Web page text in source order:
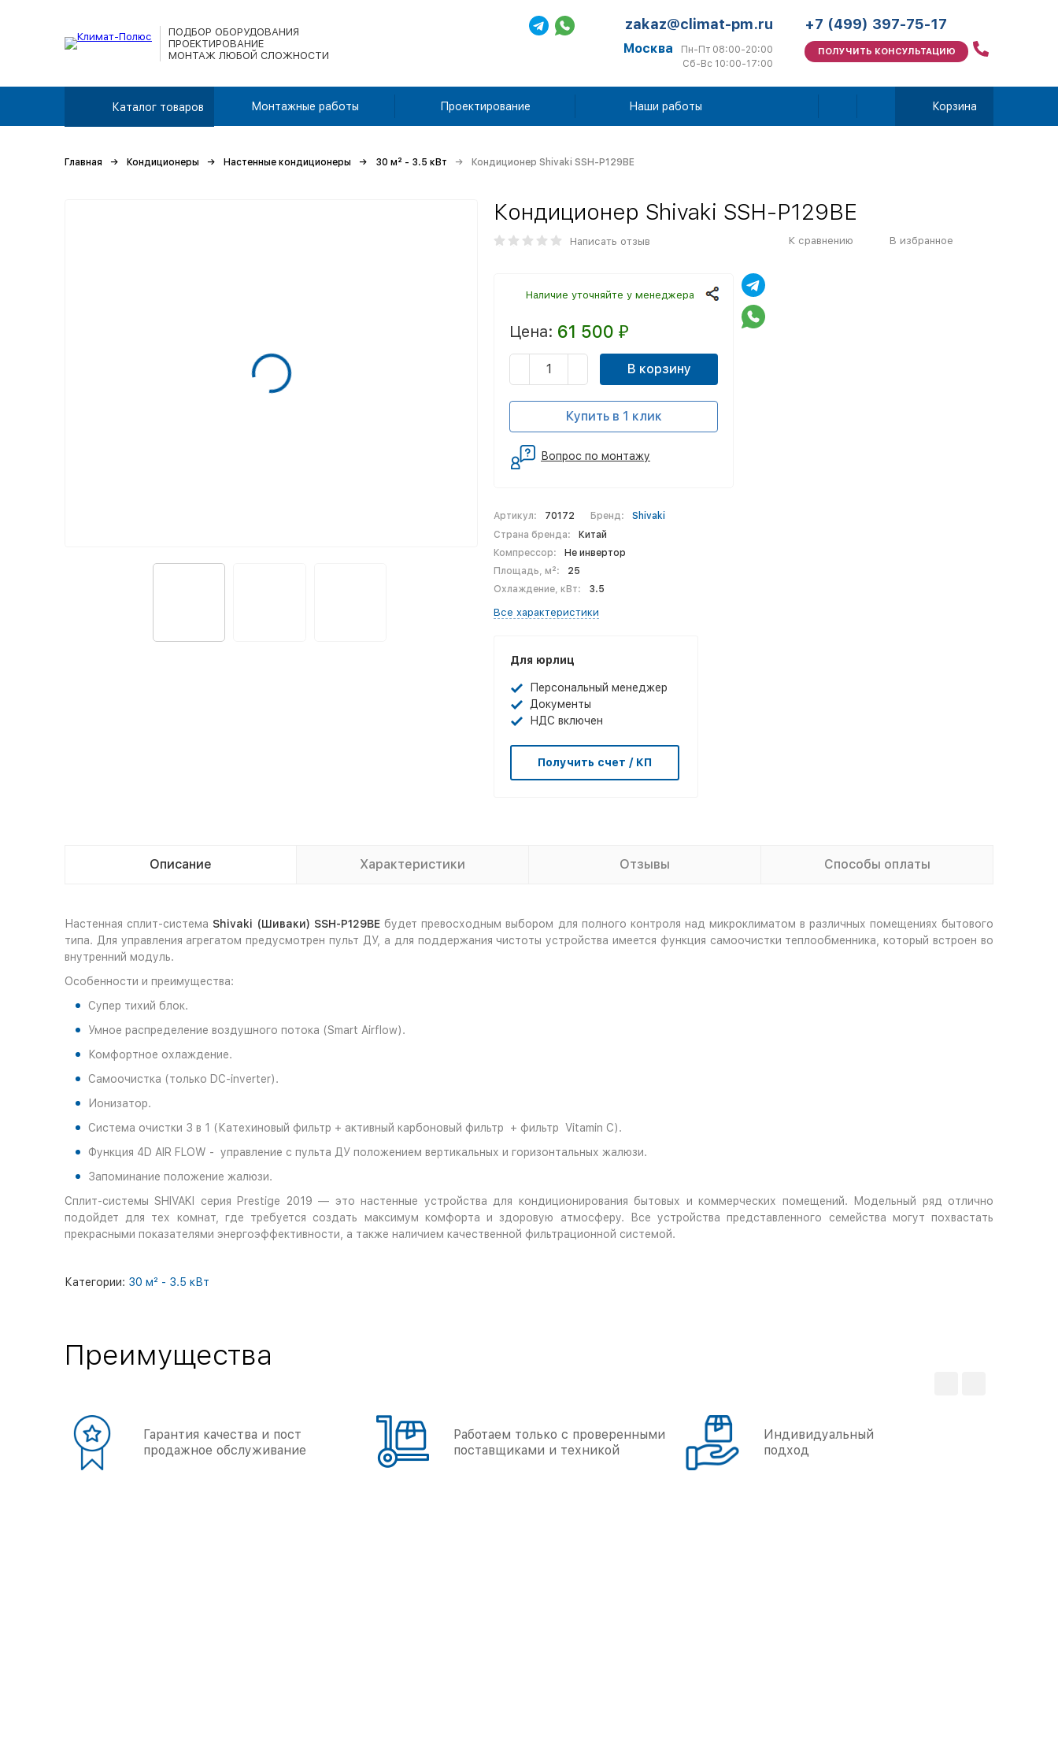
ПОДБОР ОБОРУДОВАНИЯ
ПРОЕКТИРОВАНИЕ
МОНТАЖ ЛЮБОЙ СЛОЖНОСТИ
zakaz@climat-pm.ru
Москва
Пн-Пт 08:00-20:00
Сб-Вс 10:00-17:00
+7 (499) 397-75-17
ПОЛУЧИТЬ КОНСУЛЬТАЦИЮ
Каталог товаров Монтажные работы Проектирование Наши работы Корзина
Главная Кондиционеры Настенные кондиционеры 30 м² - 3.5 кВт Кондиционер Shivaki SSH-P129BE
Кондиционер Shivaki SSH-P129BE
Написать отзыв К сравнению В избранное
Артикул: 70172 Бренд:
Shivaki
Страна бренда:
Китай
Компрессор:
Не инвертор
Площадь, м²:
25
Охлаждение, кВт:
3.5
Все характеристики
Для юрлиц
Персональный менеджер
Документы
НДС включен
Получить счет / КП
Наличие уточняйте у менеджера
Цена: 61 500 ₽
В корзину
Купить в 1 клик
Вопрос по монтажу
Описание Характеристики Отзывы Способы оплаты
Настенная сплит-система Shivaki (Шиваки) SSH-P129BE будет превосходным выбором для полного контроля над микроклиматом в различных помещениях бытового
типа. Для управления агрегатом предусмотрен пульт ДУ, а для поддержания чистоты устройства имеется функция самоочистки теплообменника, который встроен во
внутренний модуль.
Особенности и преимущества:
Супер тихий блок.
Умное распределение воздушного потока (Smart Airflow).
Комфортное охлаждение.
Самоочистка (только DC-inverter).
Ионизатор.
Система очистки 3 в 1 (Катехиновый фильтр + активный карбоновый фильтр + фильтр Vitamin C).
Функция 4D AIR FLOW - управление с пульта ДУ положением вертикальных и горизонтальных жалюзи.
Запоминание положение жалюзи.
Сплит-системы SHIVAKI серия Prestige 2019 — это настенные устройства для кондиционирования бытовых и коммерческих помещений. Модельный ряд отлично
подойдет для тех комнат, где требуется создать максимум комфорта и здоровую атмосферу. Все устройства представленного семейства могут похвастать
прекрасными показателями энергоэффективности, а также наличием качественной фильтрационной системой.
Категории: 30 м² - 3.5 кВт
Преимущества
Гарантия качества и пост
продажное обслуживание
Работаем только с проверенными
поставщиками и техникой
Индивидуальный
подход